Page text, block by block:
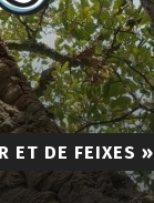
ET DE FEIXES »